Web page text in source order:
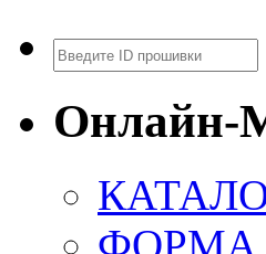
Поиск
Онлайн-
ФОРМА